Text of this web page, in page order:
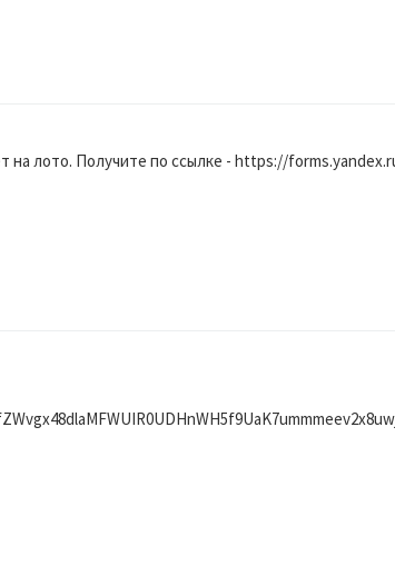
лото. Получите по ссылке - https://